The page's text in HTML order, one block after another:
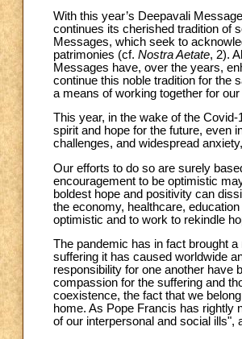
With this year’s Deepavali
continues its cherished tradition of
Messages, which seek to
patrimonies (cf. Nostra Aetate, 2).
Messages have, over the years,
continue this noble tradition for the
a means of working together for
This year, in the wake of the
spirit and hope for the future, even
challenges, and widespread
Our efforts to do so are surely
encouragement to be optimistic
boldest hope and positivity can
the economy, healthcare,
optimistic and to work to rekindle
The pandemic has in fact brought
suffering it has caused worldwide
responsibility for one another have
compassion for the suffering and
coexistence, the fact that we
home. As Pope Francis has rightly
of our interpersonal and social ills",